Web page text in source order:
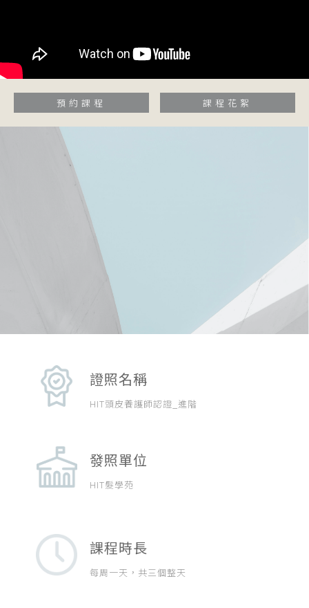
預約課程 課程花絮
證照名稱
HIT頭皮養護師認證_進階
發照單位
HIT髮學苑
課程時長
每周一天，共三個整天